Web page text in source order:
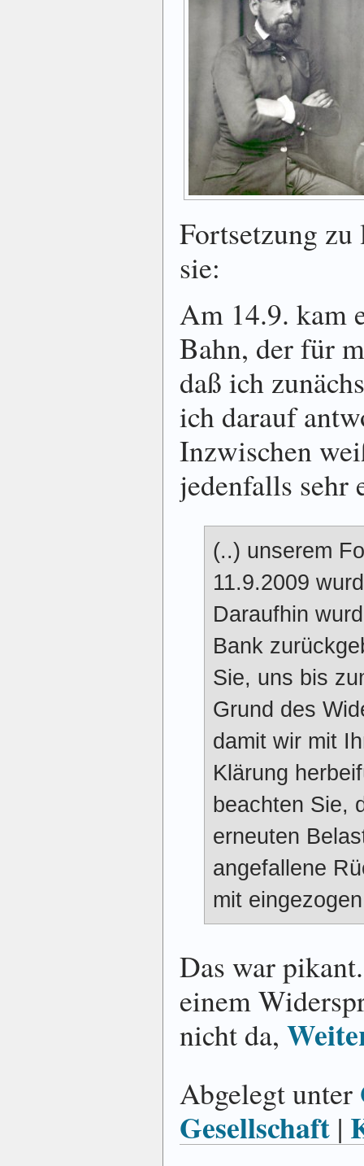
Fortsetzung
sie:
Am 14.9. kam
Bahn, der für
daß ich
ich darauf
Inzwischen
jedenfalls sehr
(..) unserem
11.9.2009
Daraufhin
Bank
Sie, uns bis
Grund des
damit wir mit
Klärung
beachten Sie,
erneuten
angefallene
mit
Das war
einem
nicht da,
Abgelegt unter
Gesellschaft |